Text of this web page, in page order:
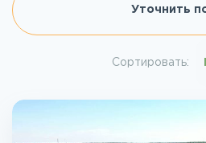
Уточнить
Сортировать: